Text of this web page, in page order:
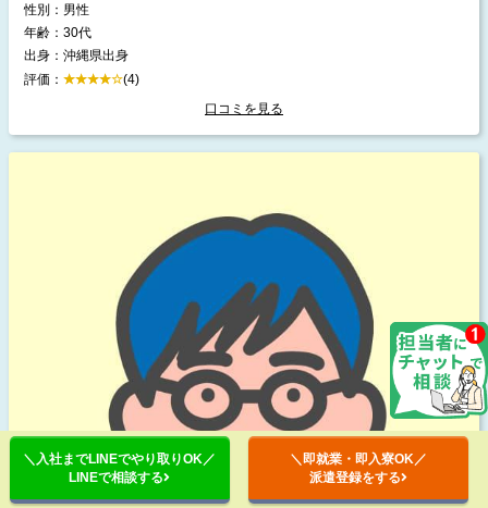
性別：男性
年齢：30代
出身：沖縄県出身
評価：
(4)
口コミを見る
＼入社までLINEでやり取りOK／
LINEで相談する
＼即就業・即入寮OK／
派遣登録をする